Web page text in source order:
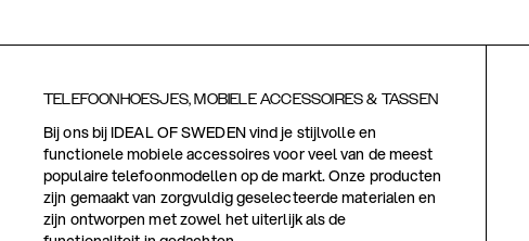
TELEFOONHOESJES, MOBIELE ACCESSOIRES & TASSEN
Bij ons bij IDEAL OF SWEDEN vind je stijlvolle en
functionele mobiele accessoires voor veel van de meest
populaire telefoonmodellen op de markt. Onze producten
zijn gemaakt van zorgvuldig geselecteerde materialen en
zijn ontworpen met zowel het uiterlijk als de